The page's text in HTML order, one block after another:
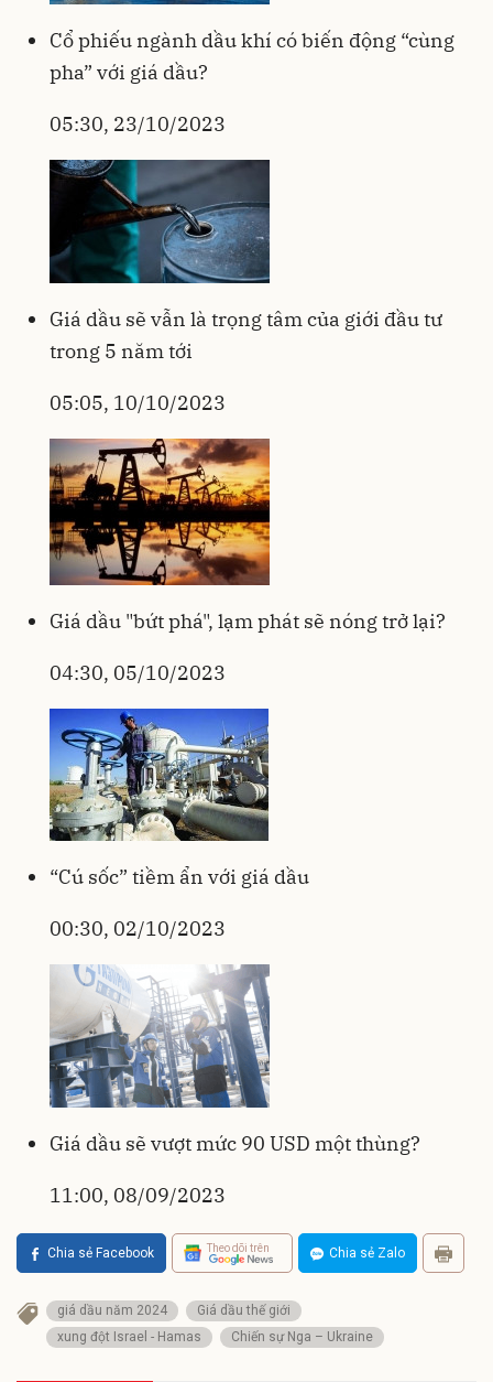
Cổ phiếu ngành dầu khí có biến động “cùng
pha” với giá dầu?
05:30, 23/10/2023
Giá dầu sẽ vẫn là trọng tâm của giới đầu tư
trong 5 năm tới
05:05, 10/10/2023
Giá dầu "bứt phá", lạm phát sẽ nóng trở lại?
04:30, 05/10/2023
“Cú sốc” tiềm ẩn với giá dầu
00:30, 02/10/2023
Giá dầu sẽ vượt mức 90 USD một thùng?
11:00, 08/09/2023
Chia sẻ Facebook Theo dõi trên Chia sẻ Zalo
giá dầu năm 2024
Giá dầu thế giới
xung đột Israel - Hamas
Chiến sự Nga – Ukraine